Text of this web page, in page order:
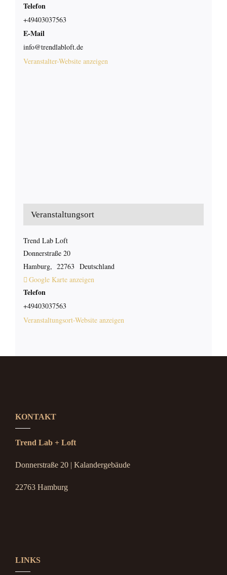
Telefon
+49403037563
E-Mail
info@trendlabloft.de
Veranstalter-Website anzeigen
Veranstaltungsort
Trend Lab Loft
Donnerstraße 20
Hamburg, 22763 Deutschland
Google Karte anzeigen
Telefon
+49403037563
Veranstaltungsort-Website anzeigen
KONTAKT
Trend Lab + Loft
Donnerstraße 20 | Kalandergebäude
22763 Hamburg
LINKS